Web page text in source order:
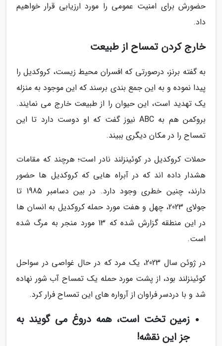
حضورش برای امنیت عمومی را مورد ارزیابی قرار خواهیم
داد.
خارج کردن تمساح از طبیعت
به گفته برنز، درصورتی که افسران محیط زیست، کروکدیل را
پیدا نموده و به این جمع بندی برسند که این موجود به منزله
یک تهدید است، این حیوان را از طبیعت خارج می نمایند.
بروکمن هم به ABC نیوز گفت که او دوست دارد تا این
تمساح را در مکان دیگری ببیند.
حملات کروکدیل در کوئینزلند نادر است؛ هرچند که مقامات
هشدار داده اند که در آبراه هایی که کروکدیل ها حضور
دارند، چنین خطری وجود دارد. در بین دسامبر 1985 تا
جولای 2023، چهل و هفت مورد حمله کروکدیل به انسان ها
در این منطقه گزارش شده که 13 مورد منجر به مرگ شده
است.
در ژوئن سال 2023، یک مرد که در حال غواصی در سواحل
کوئینزلند بود، از پشت مورد حمله یک تمساح آب شور نهاده
شد و با دردسر فراوان از آرواره های این تمساح فرار کرد.
زمین تخت است، همه دروغ می گویند به
جز این نقشه!